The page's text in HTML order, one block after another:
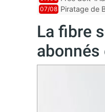
07/08 Piratage de
La fibre
abonnés